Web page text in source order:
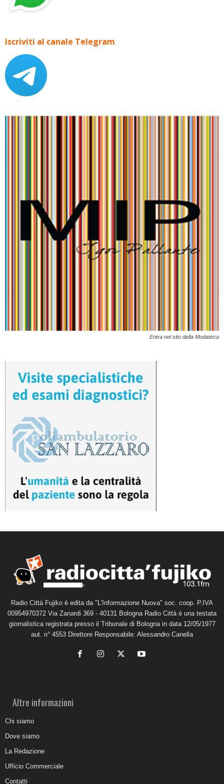
Iscriviti al canale Telegram
Entra nel sito della Modateca
Radio Città Fujiko è edita da "L'Informazione Nuova" soc. coop. P.IVA
00954970372 Via Zanardi 369 - 40131 Bologna Radio Città è una testata
giornalistica registrata presso il Tribunale di Bologna in data 12/05/1977
aut. n° 4553 Direttore Responsabile: Alessandro Canella
Altre informazioni
Chi siamo
Dove siamo
La Redazione
Ufficio Commerciale
Contatti